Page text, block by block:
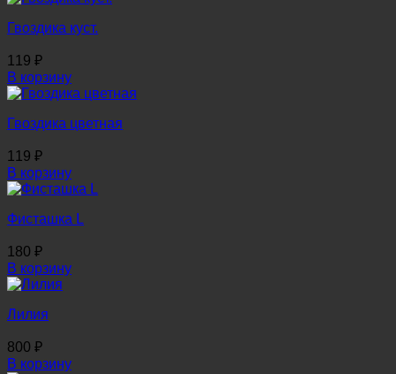
Гвоздика куст.
119 ₽
В корзину
Гвоздика цветная
119 ₽
В корзину
Фисташка L
180 ₽
В корзину
Лилия
800 ₽
В корзину